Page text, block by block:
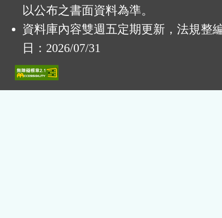
以公布之書面資料為準。
資料庫內容雙週五定期更新，法規整
日：2026/07/31